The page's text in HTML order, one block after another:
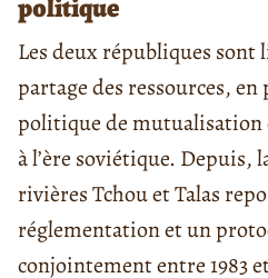
politique
Les deux républiques sont
partage des ressources,
politique de mutualisation
à l’ère soviétique. Depuis,
rivières Tchou et Talas
réglementation et un
conjointement entre 1983